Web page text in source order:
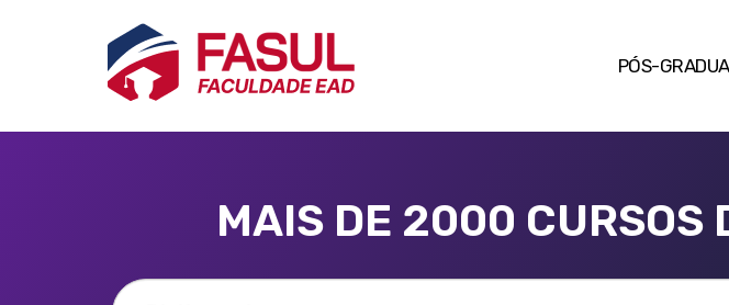
PÓS-
MAIS DE 2000 CURSOS